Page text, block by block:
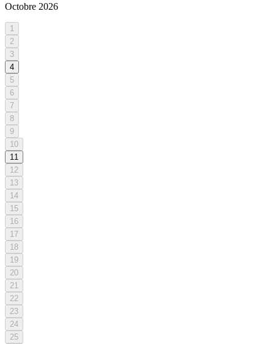
Octobre 2026
1
2
3
4
5
6
7
8
9
10
11
12
13
14
15
16
17
18
19
20
21
22
23
24
25